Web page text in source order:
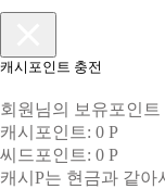
캐시포인트 충전
회원님의 보유포인트
캐시포인트: 0 P
씨드포인트: 0 P
캐시P는 현금과 같